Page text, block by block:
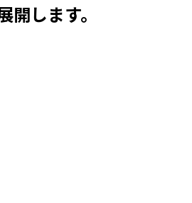
します。